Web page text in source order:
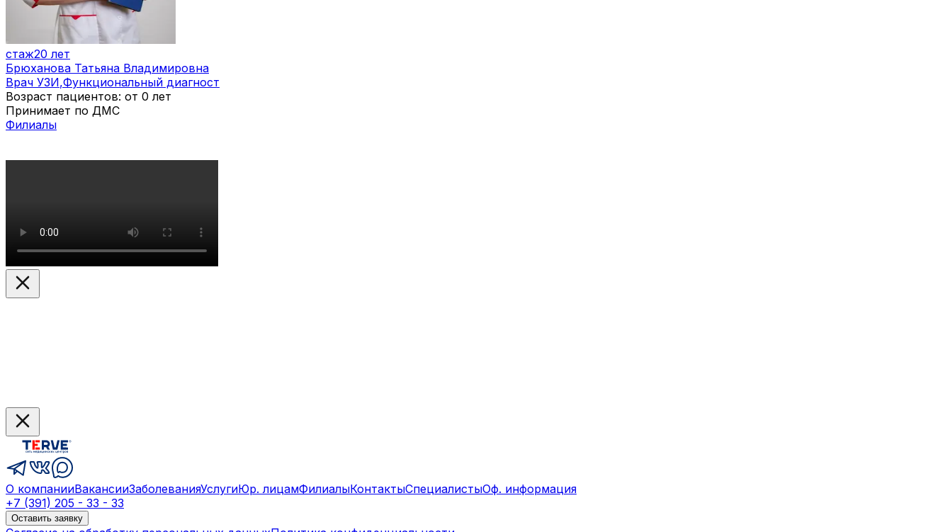
стаж20 лет
Брюханова Татьяна Владимировна
Врач УЗИ,Функциональный диагност
Возраст пациентов: от 0 лет
Принимает по ДМС
Филиалы
О компанииВакансииЗаболеванияУслугиЮр. лицамФилиалыКонтактыСпециалистыОф. информация
+7 (391) 205 - 33 - 33
Оставить заявку